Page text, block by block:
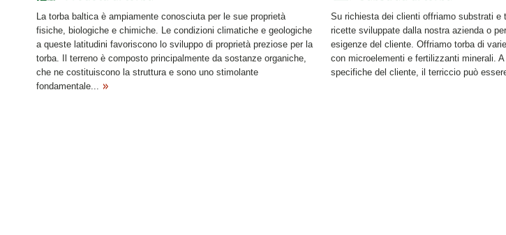
La torba baltica è ampiamente conosciuta per le sue proprietà
fisiche, biologiche e chimiche. Le condizioni climatiche e geologiche
a queste latitudini favoriscono lo sviluppo di proprietà preziose per la
torba. Il terreno è composto principalmente da sostanze organiche,
che ne costituiscono la struttura e sono uno stimolante
fondamentale...
Su richiesta dei clienti offriamo substrati e
ricette sviluppate dalla nostra azienda o
esigenze del cliente. Offriamo torba di
con microelementi e fertilizzanti minerali.
specifiche del cliente, il terriccio può